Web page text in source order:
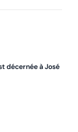
décernée à José